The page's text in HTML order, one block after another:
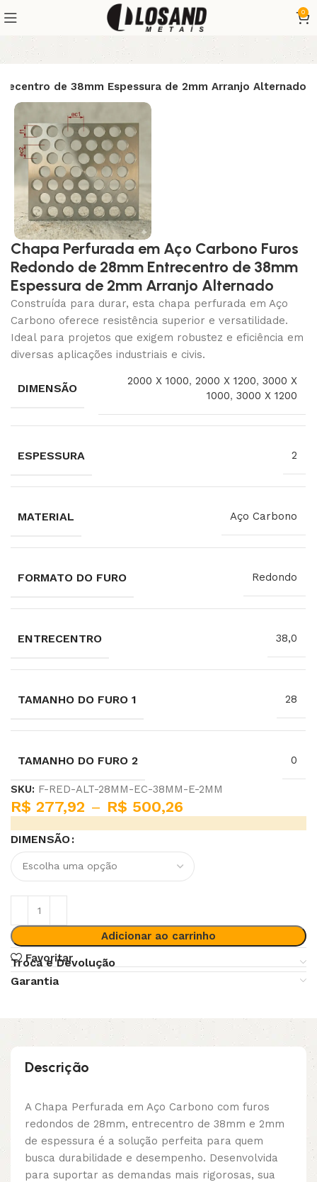
0
de 38mm Espessura de 2mm Arranjo Alternado
Chapa Perfurada em Aço Carbono Furos
Redondo de 28mm Entrecentro de 38mm
Espessura de 2mm Arranjo Alternado
Construída para durar, esta chapa perfurada em Aço
Carbono oferece resistência superior e versatilidade.
Ideal para projetos que exigem robustez e eficiência em
diversas aplicações industriais e civis.
DIMENSÃO
2000 X 1000,2000 X 1200,3000 X
1000,3000 X 1200
ESPESSURA 2
MATERIAL Aço Carbono
FORMATO DO FURO Redondo
ENTRECENTRO 38,0
TAMANHO DO FURO 1 28
TAMANHO DO FURO 2 0
SKU: F-RED-ALT-28MM-EC-38MM-E-2MM
R$ 277,92 – R$ 500,26
DIMENSÃO
Adicionar ao carrinho
Favoritar
Troca e Devolução
Garantia
Descrição
A Chapa Perfurada em Aço Carbono com furos
redondos de 28mm, entrecentro de 38mm e 2mm
de espessura é a solução perfeita para quem
busca durabilidade e desempenho. Desenvolvida
para suportar as demandas mais rigorosas, sua